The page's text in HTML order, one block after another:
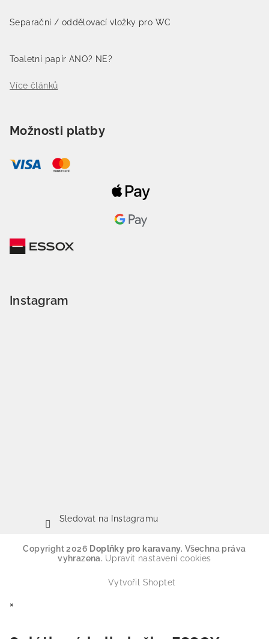
Separační / oddělovací vložky pro WC
Toaletní papír ANO? NE?
Více článků
Možnosti platby
Instagram
Sledovat na Instagramu
Copyright 2026 Doplňky pro karavany. Všechna práva
vyhrazena. Upravit nastavení cookies
Vytvořil Shoptet
×